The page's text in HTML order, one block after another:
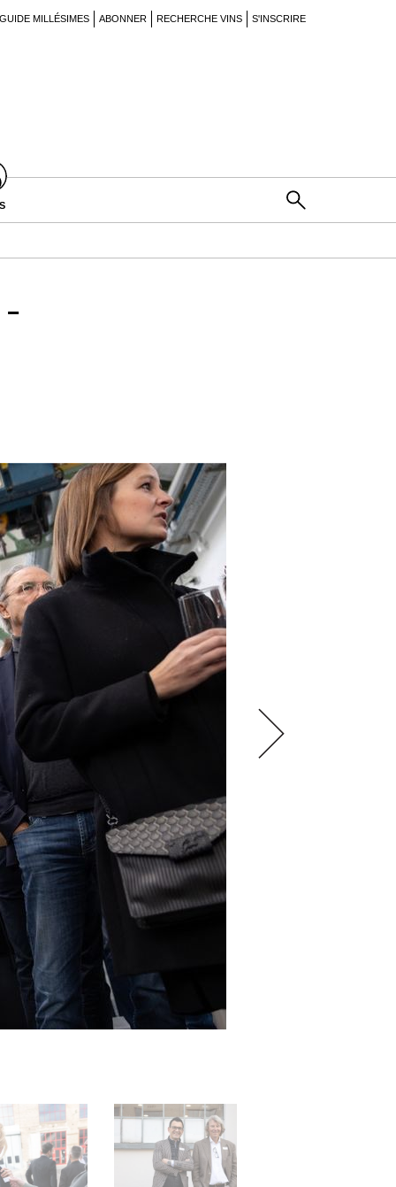
GUIDE MILLÉSIMES ABONNER RECHERCHE VINS S'INSCRIRE